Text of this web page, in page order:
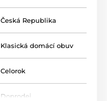
Česká Republika
Klasická domácí obuv
Celorok
Doprodej